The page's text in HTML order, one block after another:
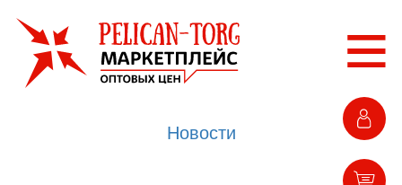
Новости